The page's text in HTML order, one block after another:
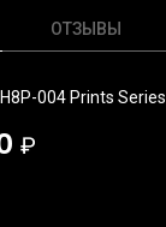
ОТЗЫВЫ
004 Prints Series
₽